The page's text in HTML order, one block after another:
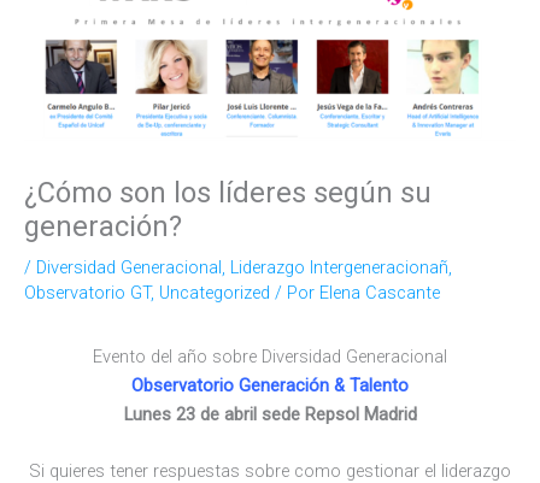
¿Cómo son los líderes según su
generación?
/ Diversidad Generacional , Liderazgo Intergeneracionañ,
Observatorio GT, Uncategorized / Por Elena Cascante
Evento del año sobre Diversidad Generacional
Observatorio Generación & Talento
Lunes 23 de abril sede RepsolMadrid
Si quieres tener respuestas sobre como gestionar el liderazgo